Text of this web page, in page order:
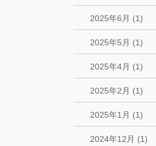
2025年6月 (1)
2025年5月 (1)
2025年4月 (1)
2025年2月 (1)
2025年1月 (1)
2024年12月 (1)